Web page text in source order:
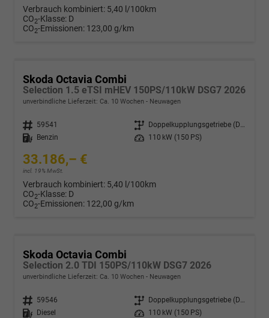
Verbrauch kombiniert: 5,40 l/100km
CO2-Klasse: D
CO2-Emissionen: 123,00 g/km
Skoda Octavia Combi
Selection 1.5 eTSI mHEV 150PS/110kW DSG7 2026
unverbindliche Lieferzeit: Ca. 10 Wochen Neuwagen
Fahrzeugnr. 59541 Getriebe
Doppelkupplungsgetriebe (DSG)
Kraftstoff
Benzin Leistung 110 kW (150 PS)
33.186,– €
incl. 19% MwSt.
Verbrauch kombiniert: 5,40 l/100km
CO2-Klasse: D
CO2-Emissionen: 122,00 g/km
Skoda Octavia Combi
Selection 2.0 TDI 150PS/110kW DSG7 2026
unverbindliche Lieferzeit: Ca. 10 Wochen Neuwagen
Fahrzeugnr. 59546 Getriebe
Doppelkupplungsgetriebe (DSG)
Kraftstoff
Diesel Leistung 110 kW (150 PS)